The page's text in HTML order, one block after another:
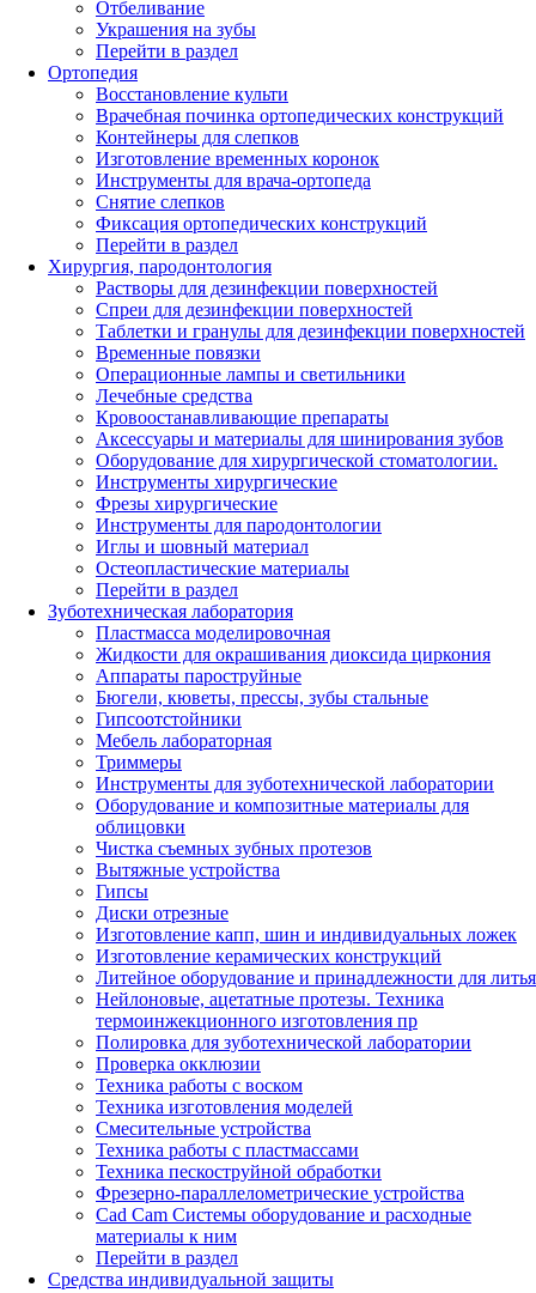
Отбеливание
Украшения на зубы
Перейти в раздел
Ортопедия
Восстановление культи
Врачебная починка ортопедических конструкций
Контейнеры для слепков
Изготовление временных коронок
Инструменты для врача-ортопеда
Снятие слепков
Фиксация ортопедических конструкций
Перейти в раздел
Хирургия, пародонтология
Растворы для дезинфекции поверхностей
Спреи для дезинфекции поверхностей
Таблетки и гранулы для дезинфекции поверхностей
Временные повязки
Операционные лампы и светильники
Лечебные средства
Кровоостанавливающие препараты
Аксессуары и материалы для шинирования зубов
Оборудование для хирургической стоматологии.
Инструменты хирургические
Фрезы хирургические
Инструменты для пародонтологии
Иглы и шовный материал
Остеопластические материалы
Перейти в раздел
Зуботехническая лаборатория
Пластмасса моделировочная
Жидкости для окрашивания диоксида циркония
Аппараты пароструйные
Бюгели, кюветы, прессы, зубы стальные
Гипсоотстойники
Мебель лабораторная
Триммеры
Инструменты для зуботехнической лаборатории
Оборудование и композитные материалы для
облицовки
Чистка съемных зубных протезов
Вытяжные устройства
Гипсы
Диски отрезные
Изготовление капп, шин и индивидуальных ложек
Изготовление керамических конструкций
Литейное оборудование и принадлежности для литья
Нейлоновые, ацетатные протезы. Техника
термоинжекционного изготовления пр
Полировка для зуботехнической лаборатории
Проверка окклюзии
Техника работы с воском
Техника изготовления моделей
Смесительные устройства
Техника работы с пластмассами
Техника пескоструйной обработки
Фрезерно-параллелометрические устройства
Cad Cam Системы оборудование и расходные
материалы к ним
Перейти в раздел
Средства индивидуальной защиты